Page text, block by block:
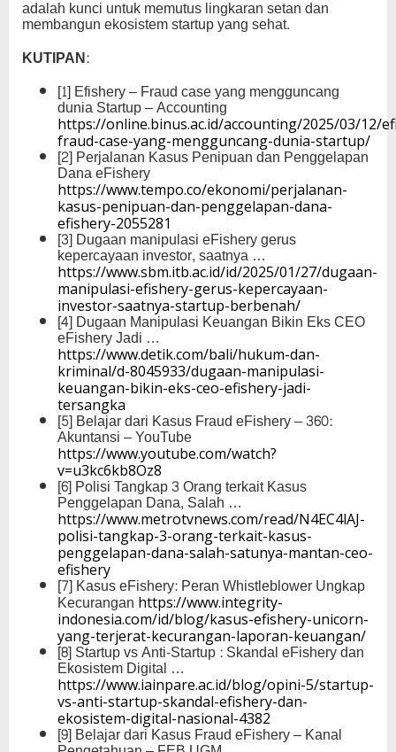
adalah kunci untuk memutus lingkaran setan dan
membangun ekosistem startup yang sehat.
KUTIPAN:
[1] Efishery – Fraud case yang mengguncang
dunia Startup – Accounting
https://online.binus.ac.id/accounting/2025/03/12/
fraud-case-yang-mengguncang-dunia-startup/
[2] Perjalanan Kasus Penipuan dan Penggelapan
Dana eFishery
https://www.tempo.co/ekonomi/perjalanan-
kasus-penipuan-dan-penggelapan-dana-
efishery-2055281
[3] Dugaan manipulasi eFishery gerus
kepercayaan investor, saatnya …
https://www.sbm.itb.ac.id/id/2025/01/27/dugaan-
manipulasi-efishery-gerus-kepercayaan-
investor-saatnya-startup-berbenah/
[4] Dugaan Manipulasi Keuangan Bikin Eks CEO
eFishery Jadi …
https://www.detik.com/bali/hukum-dan-
kriminal/d-8045933/dugaan-manipulasi-
keuangan-bikin-eks-ceo-efishery-jadi-
tersangka
[5] Belajar dari Kasus Fraud eFishery – 360:
Akuntansi – YouTube
https://www.youtube.com/watch?
v=u3kc6kb8Oz8
[6] Polisi Tangkap 3 Orang terkait Kasus
Penggelapan Dana, Salah …
https://www.metrotvnews.com/read/N4EC4lAJ-
polisi-tangkap-3-orang-terkait-kasus-
penggelapan-dana-salah-satunya-mantan-ceo-
efishery
[7] Kasus eFishery: Peran Whistleblower Ungkap
Kecurangan https://www.integrity-
indonesia.com/id/blog/kasus-efishery-unicorn-
yang-terjerat-kecurangan-laporan-keuangan/
[8] Startup vs Anti-Startup : Skandal eFishery dan
Ekosistem Digital …
https://www.iainpare.ac.id/blog/opini-5/startup-
vs-anti-startup-skandal-efishery-dan-
ekosistem-digital-nasional-4382
[9] Belajar dari Kasus Fraud eFishery – Kanal